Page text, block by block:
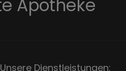
Apotheke
Unsere Dienstleistungen: